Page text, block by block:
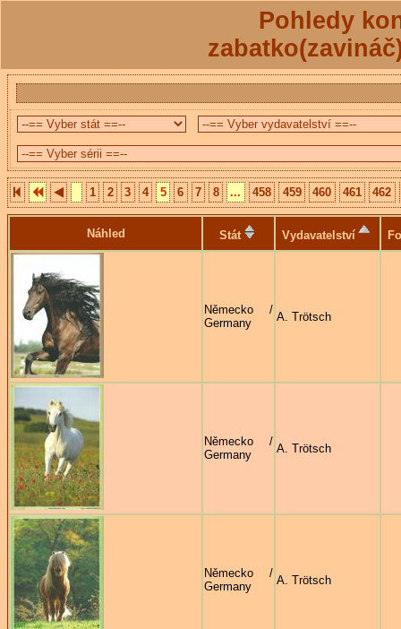
Pohledy
1 2 3 4 5 6 7 8 ... 458 459 460 461 462
Náhled Stát Vydavatelství
Německo /
Germany
A. Trötsch
Německo /
Germany
A. Trötsch
Německo /
Germany
A. Trötsch